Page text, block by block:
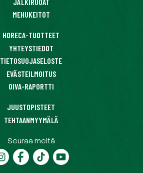
MEHUKEITOT
HORECA-TUOTTEET
YHTEYSTIEDOT
TIETOSUOJASELOSTE
EVÄSTEILMOITUS
OIVA-RAPORTTI
JUUSTOPISTEET
TEHTAANMYYMÄLÄ
Seuraa meitä